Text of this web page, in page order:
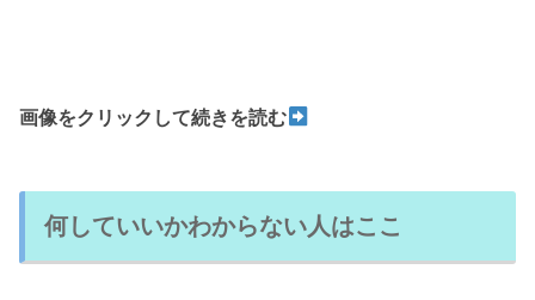
画像をクリックして続きを読む
何していいかわからない人はここ